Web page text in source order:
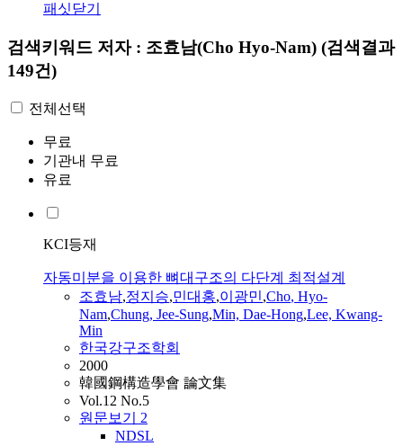
패싯닫기
검색키워드 저자 : 조효남(Cho Hyo-Nam) (검색결과
149건)
전체선택
무료
기관내 무료
유료
KCI등재
자동미분을 이용한 뼈대구조의 다단계 최적설계
조효남,정지승,민대홍,이광민,Cho, Hyo-
Nam,Chung, Jee-Sung,Min, Dae-Hong,Lee, Kwang-
Min
한국강구조학회
2000
韓國鋼構造學會 論文集
Vol.12 No.5
원문보기 2
NDSL